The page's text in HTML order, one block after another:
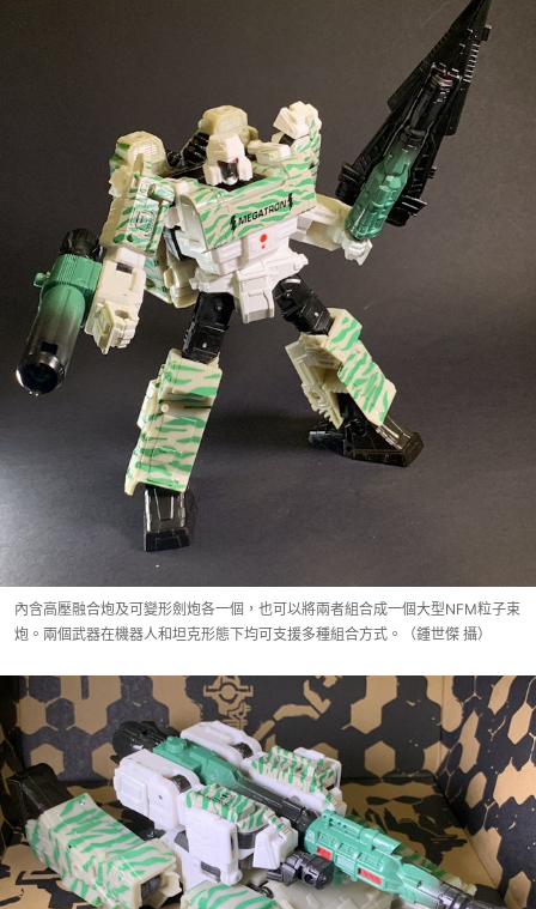
內含高壓融合炮及可變形劍炮各一個，也可以將兩者組合成一個大型NFM粒子束
炮。兩個武器在機器人和坦克形態下均可支援多種組合方式。（鍾世傑 攝）